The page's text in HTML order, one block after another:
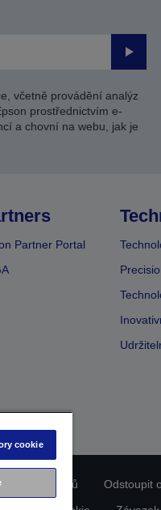
Odeslat
včetně provádění analýz
prostřednictvím e-
a chovní na webu, jak je
Partner Portal
údajů Odstoupit
cookie